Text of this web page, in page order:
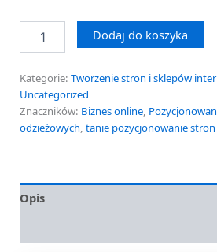
Dodaj do koszyka
Kategorie: Tworzenie stron i sklepów
Uncategorized
Znaczników: Biznes online,
odzieżowych, tanie pozycjonowanie stron
Opis